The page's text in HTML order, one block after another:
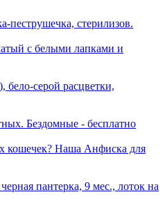
пеструшечка, стерилизов.
с белыми лапками и
бело-серой расцветки,
Бездомные - бесплатно
кошечек? Наша Анфиска для
пантерка, 9 мес., лоток на